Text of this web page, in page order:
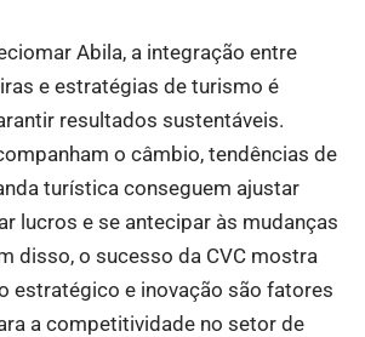
Abila, a integração entre
e estratégias de turismo é
resultados sustentáveis.
o câmbio, tendências de
turística conseguem ajustar
lucros e se antecipar às mudanças
disso, o sucesso da CVC mostra
estratégico e inovação são fatores
a competitividade no setor de